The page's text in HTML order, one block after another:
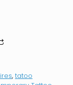
, tatoo